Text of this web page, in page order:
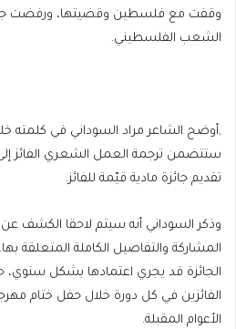
وقفت مع فلسطين وقضيتها، ورفضت
الشعب الفلسطيني.
,أوضح الشاعر مراد السوداني في كلمته
ستتضمن ترجمة العمل الشعري الفائز
تقديم جائزة مادية قيّمة للفائز.
وذكر السوداني أنه سيتم لاحقا الكشف عن
المشاركة والتفاصيل الكاملة المتعلقة
الجائزة قد يجري اعتمادها بشكل سنوي،
الفائزين في كل دورة خلال حفل ختام
الأعوام المقبلة.